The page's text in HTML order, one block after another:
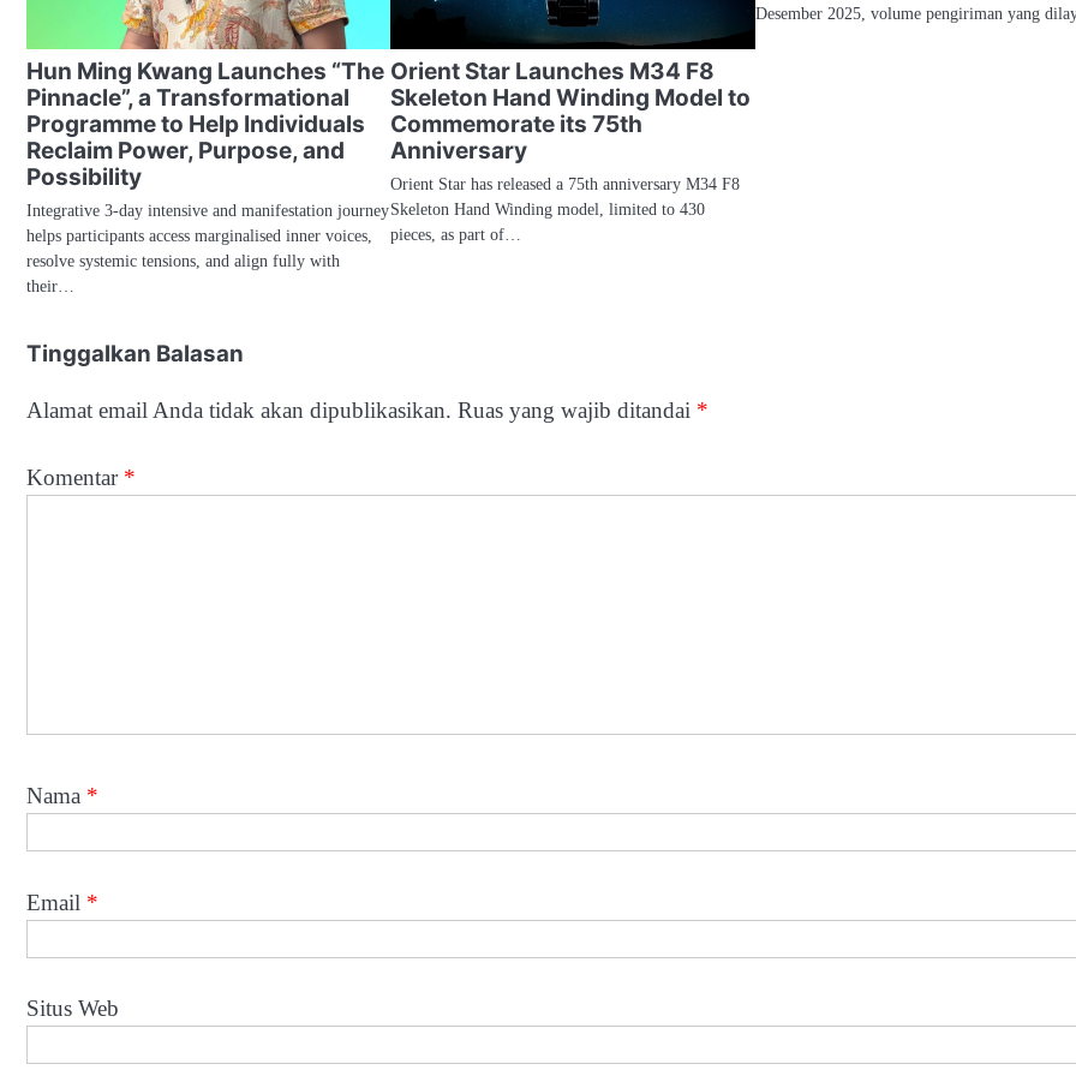
Hun Ming Kwang Launches “The
Pinnacle”, a Transformational
Programme to Help Individuals
Reclaim Power, Purpose, and
Possibility
Integrative 3-day intensive and manifestation journey
helps participants access marginalised inner voices,
resolve systemic tensions, and align fully with
their…
Orient Star Launches M34 F8
Skeleton Hand Winding Model to
Commemorate its 75th
Anniversary
Orient Star has released a 75th anniversary M34 F8
Skeleton Hand Winding model, limited to 430
pieces, as part of…
Desember 2025, volume pengiriman yang
Tinggalkan Balasan
Alamat email Anda tidak akan dipublikasikan. Ruas yang wajib ditandai *
Komentar *
Nama *
Email *
Situs Web